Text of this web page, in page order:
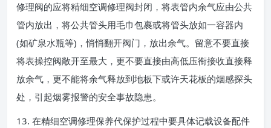
修理阀的应将精细空调修理阀封闭，将表管内余气应由公共
管内放出，将公共管头用毛巾包裹或将管头放如一容器内
(如矿泉水瓶等)，悄悄翻开阀门，放出余气。留意不要直接
将表操控阀敞开至最大，更不要直接由高低压衔接收直接释
放余气，更不能将余气释放到地板下或许天花板的烟感探头
处，引起烟雾报警的安全事故隐患。
13. 在精细空调修理保养代保护过程中要具体记载设备配件